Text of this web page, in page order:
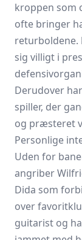
kroppen som
ofte bringer
returboldene.
sig villigt i
Derudover
spiller, der
og præsteret
Personlige
Uden for
angriber
Dida som
over
guitarist og